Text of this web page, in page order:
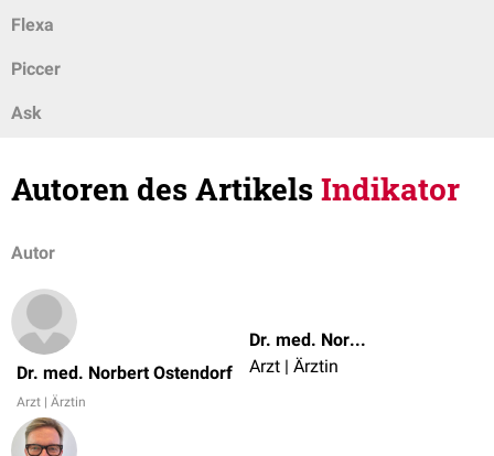
Flexa
Piccer
Ask
Autoren des ArtikelsIndikator
Autor
Dr. med. Norbert Ostendorf
Arzt | Ärztin
Dr. med. Norbert Ostendorf
Arzt | Ärztin